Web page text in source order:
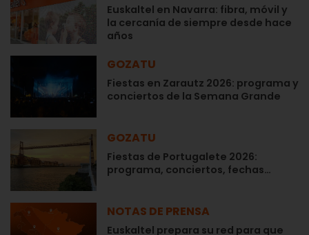
Euskaltel en Navarra: fibra, móvil y
la cercanía de siempre desde hace
años
GOZATU
Fiestas en Zarautz 2026: programa y
conciertos de la Semana Grande
GOZATU
Fiestas de Portugalete 2026:
programa, conciertos, fechas…
NOTAS DE PRENSA
Euskaltel prepara su red para que